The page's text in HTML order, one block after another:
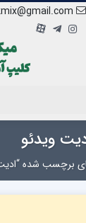
ویدئو
برچسب شده